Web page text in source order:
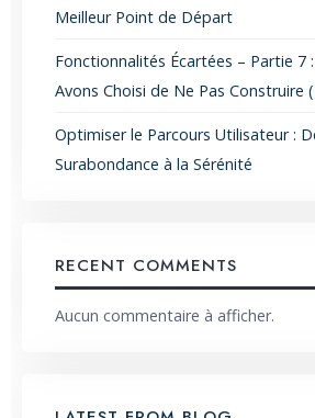
Meilleur Point de Départ
Fonctionnalités Écartées – Partie 7
Avons Choisi de Ne Pas Construire
Optimiser le Parcours Utilisateur :
Surabondance à la Sérénité
RECENT COMMENTS
Aucun commentaire à afficher.